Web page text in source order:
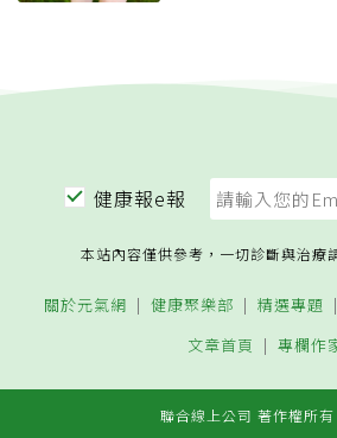
健康報e報
本站內容僅供參考，一切診斷與治療
關於元氣網 健康聚樂部 精選專題
文章首頁
專欄作
聯合線上公司 著作權所有